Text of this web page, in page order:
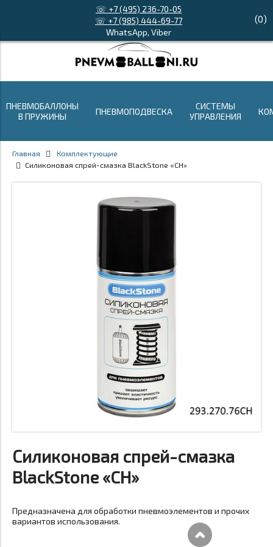
☏ +7 (495) 236-70-05
☏ +7 (985) 444-69-77
WhatsApp, Viber
(0)
ПНЕВМОБАЛЛОНЫ
В ПРУЖИНЫ
ПНЕВМОПОДВЕСКА
СИСТЕМЫ
УПРАВЛЕНИЯ
Главная
Комплектующие
Силиконовая спрей-смазка BlackStone «CH»
Силиконовая спрей-смазка
BlackStone «CH»
Предназначена для обработки пневмоэлементов и прочих
вариантов использования.